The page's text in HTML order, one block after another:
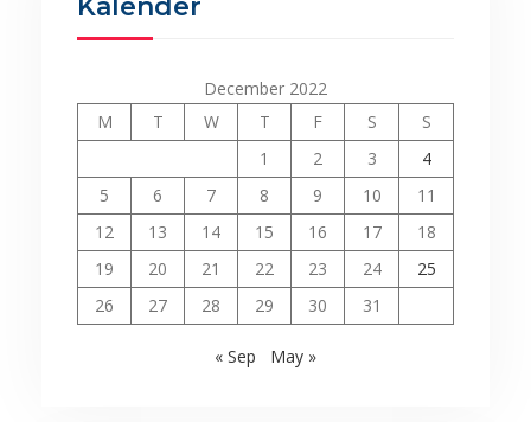
Kalender
December 2022
M
T W T F S
S
1
2 3
4
5
6 7 8 9 10
11
12
13 14 15 16 17
18
19
20 21 22 23 24
25
26
27 28 29 30 31
« Sep May »